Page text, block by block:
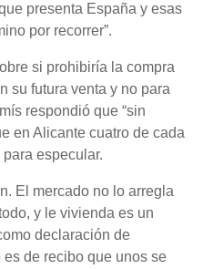
presenta España y esas
por recorrer”.
si prohibiría la compra
su futura venta y no para
respondió que “sin
en Alicante cuatro de cada
especular.
El mercado no lo arregla
y le vivienda es un
declaración de
de recibo que unos se